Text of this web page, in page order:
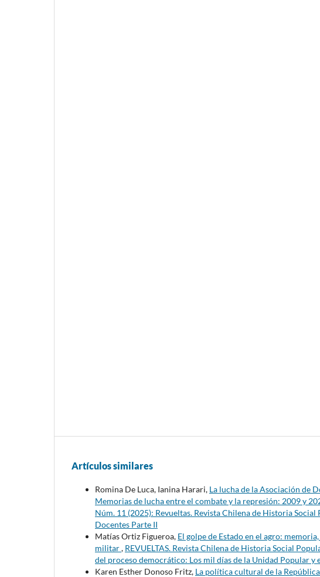
Artículos similares
Romina De Luca, Ianina Harari, La lucha de la Asociación de
Memorias de lucha entre el combate y la represión: 2009 y
Núm. 11 (2025): Revueltas. Revista Chilena de Historia
Docentes Parte II
Matías Ortiz Figueroa, El golpe de Estado en el agro:
militar, REVUELTAS. Revista Chilena de Historia Social
del proceso democrático: Los mil días de la Unidad Popular
Karen Esther Donoso Fritz, La política cultural de la